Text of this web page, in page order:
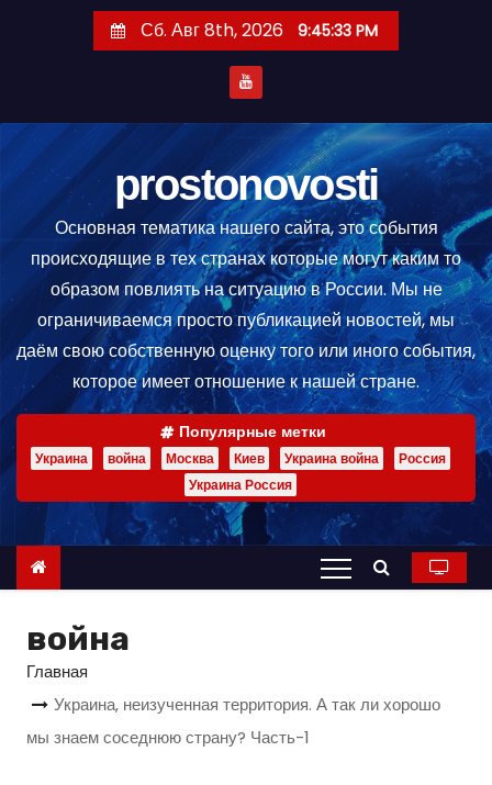
е
р
ж
м
Сб. Авг 8th, 2026 9:45:34 PM
prostonovosti
Основная тематика нашего сайта, это события
происходящие в тех странах которые могут каким то
образом повлиять на ситуацию в России. Мы не
ограничиваемся просто публикацией новостей, мы
даём свою собственную оценку того или иного события,
которое имеет отношение к нашей стране.
Популярные метки
Украина война Москва Киев Украина война
Россия
Украина Россия
война
Главная
Украина, неизученная территория. А так ли хорошо
мы знаем соседнюю страну? Часть-1